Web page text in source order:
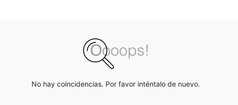
No hay coincidencias. Por favor inténtalo de nuevo.